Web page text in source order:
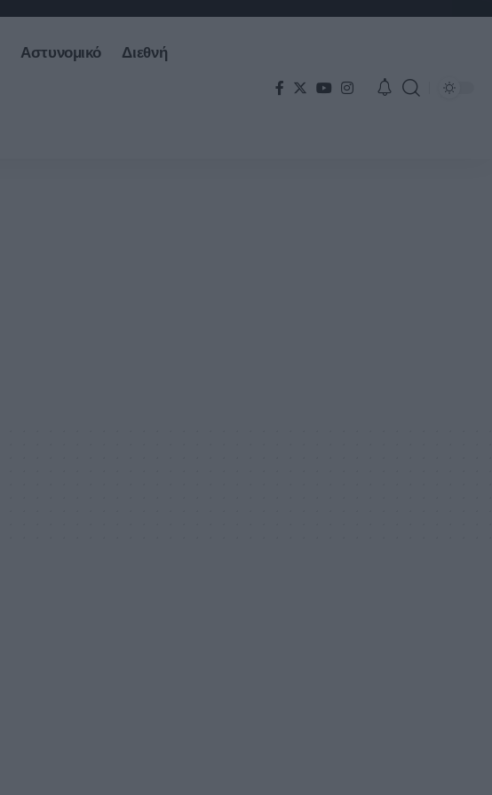
Αστυνομικό Διεθνή